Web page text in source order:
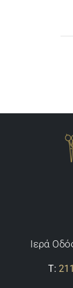
Ιερά
Τ: